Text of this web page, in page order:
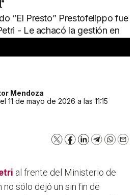
“El Presto” Prestofelippo fue
- Le achacó la gestión en
puntual
Mendoza
11 de mayo de 2026 a las 11:15
X Facebook
LinkedInTelegram
al frente del Ministerio de
sólo dejó un sin fin de